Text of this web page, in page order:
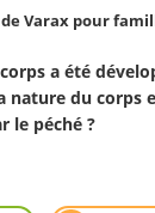
Varax pour
a été
du corps
le péché ?